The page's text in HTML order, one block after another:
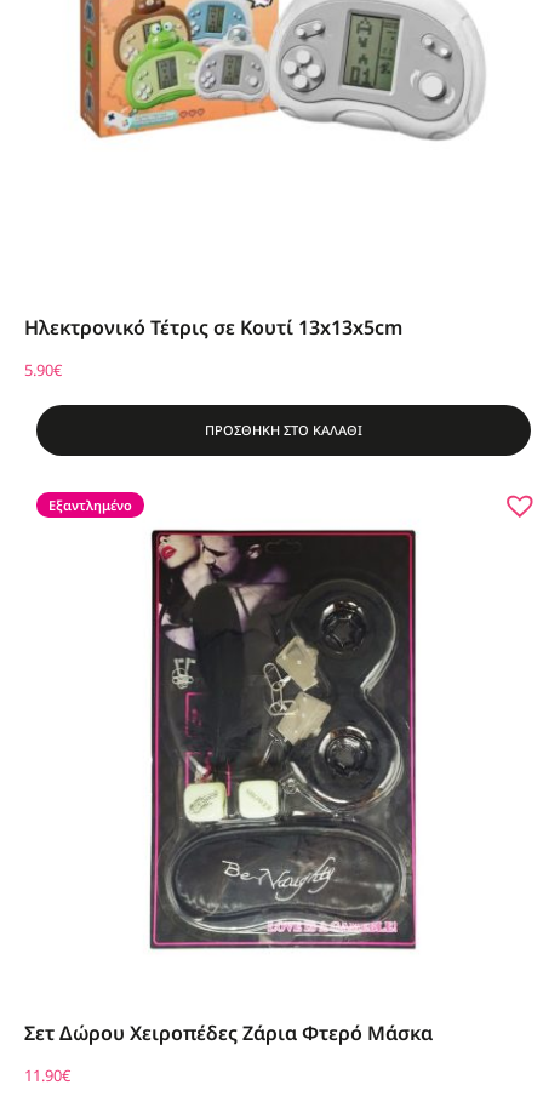
Ηλεκτρονικό Τέτρις σε Κουτί 13x13x5cm
5.90€
ΠΡΟΣΘΗΚΗ ΣΤΟ ΚΑΛΑΘΙ
Εξαντλημένο
Σετ Δώρου Χειροπέδες Ζάρια Φτερό Μάσκα
11.90€